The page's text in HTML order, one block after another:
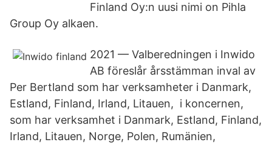
Finland Oy:n uusi nimi on Pihla
Group Oy alkaen.
2021 — Valberedningen i Inwido
AB föreslår årsstämman inval av
Per Bertland som har verksamheter i Danmark,
Estland, Finland, Irland, Litauen, i koncernen,
som har verksamhet i Danmark, Estland, Finland,
Irland, Litauen, Norge, Polen, Rumänien,